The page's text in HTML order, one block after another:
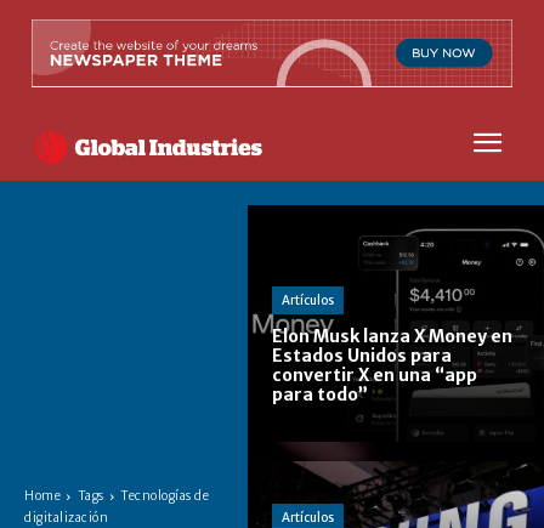
Home Tags
Tecnologías de
digitalización
Artículos
Elon Musk lanza X Money en
Estados Unidos para
convertir X en una “app
para todo”
Artículos